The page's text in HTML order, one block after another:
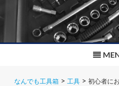
なんでも工具箱 > 工具 > 初心者に